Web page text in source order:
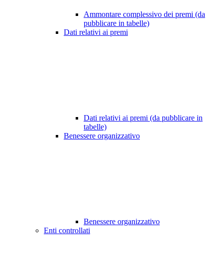
Ammontare complessivo dei premi (da
pubblicare in tabelle)
Dati relativi ai premi
Dati relativi ai premi (da pubblicare in
tabelle)
Benessere organizzativo
Benessere organizzativo
Enti controllati